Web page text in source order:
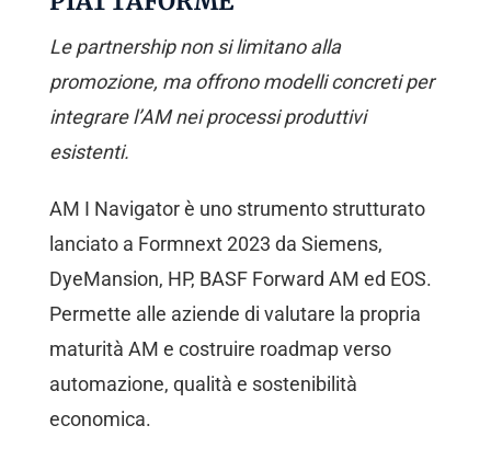
Le partnership non si limitano alla
promozione, ma offrono modelli concreti per
integrare l’AM nei processi produttivi
esistenti.
AM I Navigator è uno strumento strutturato
lanciato a Formnext 2023 da Siemens,
DyeMansion, HP, BASF Forward AM ed EOS.
Permette alle aziende di valutare la propria
maturità AM e costruire roadmap verso
automazione, qualità e sostenibilità
economica.